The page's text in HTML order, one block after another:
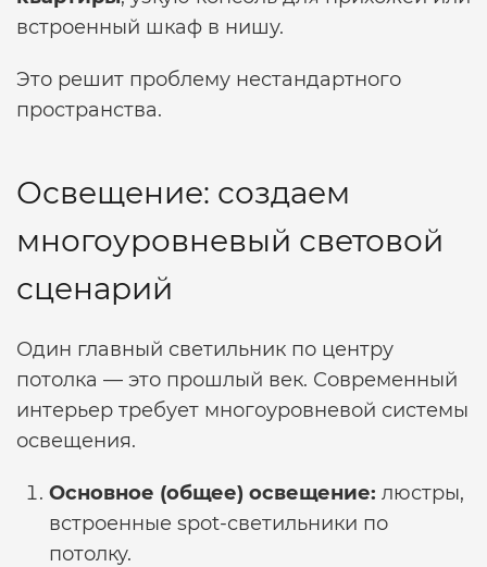
встроенный шкаф в нишу.
Это решит проблему нестандартного
пространства.
Освещение: создаем
многоуровневый световой
сценарий
Один главный светильник по центру
потолка — это прошлый век. Современный
интерьер требует многоуровневой системы
освещения.
Основное (общее) освещение: люстры,
встроенные spot-светильники по
потолку.